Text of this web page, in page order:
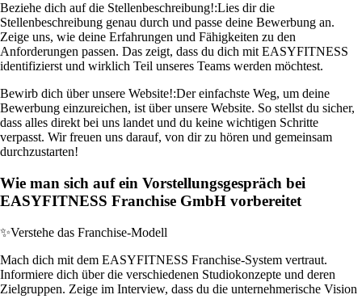
Beziehe dich auf die Stellenbeschreibung!:Lies dir die
Stellenbeschreibung genau durch und passe deine Bewerbung an.
Zeige uns, wie deine Erfahrungen und Fähigkeiten zu den
Anforderungen passen. Das zeigt, dass du dich mit EASYFITNESS
identifizierst und wirklich Teil unseres Teams werden möchtest.
Bewirb dich über unsere Website!:Der einfachste Weg, um deine
Bewerbung einzureichen, ist über unsere Website. So stellst du sicher,
dass alles direkt bei uns landet und du keine wichtigen Schritte
verpasst. Wir freuen uns darauf, von dir zu hören und gemeinsam
durchzustarten!
Wie man sich auf ein Vorstellungsgespräch bei
EASYFITNESS Franchise GmbH vorbereitet
✨Verstehe das Franchise-Modell
Mach dich mit dem EASYFITNESS Franchise-System vertraut.
Informiere dich über die verschiedenen Studiokonzepte und deren
Zielgruppen. Zeige im Interview, dass du die unternehmerische Vision